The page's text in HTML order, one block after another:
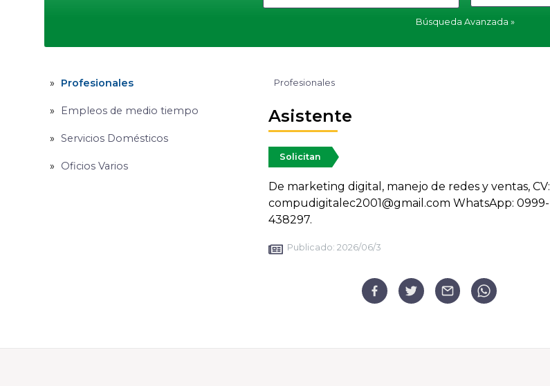
Búsqueda Avanzada
Profesionales
Empleos de medio tiempo
Servicios Domésticos
Oficios Varios
Profesionales
Asistente
Solicitan
De marketing digital, manejo de redes y ventas, CV:
compudigitalec2001@gmail.com WhatsApp: 0999-
438297.
Publicado: 2026/06/3